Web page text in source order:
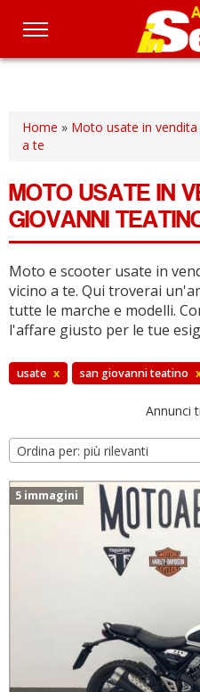
Salta
principale
Home » Moto usate in
a te
MOTO USATE IN
GIOVANNI
Moto e scooter usate in
vicino a te. Qui troverai
tutte le marche e modelli.
l'affare giusto per le tue
usate x san giovanni teatino
Annunci
Ordina per: più rilevanti
5 immagini